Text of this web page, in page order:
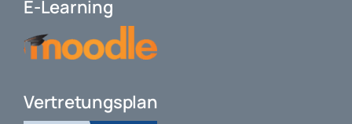
E-Learning
Vertretungsplan